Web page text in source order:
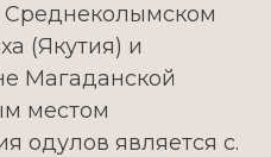
(Якутия) и
Магаданской
местом
одулов является с.